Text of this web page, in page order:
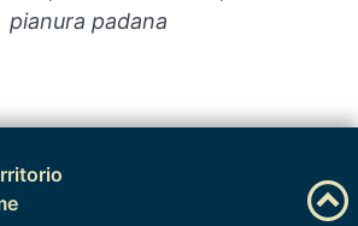
pianura padana